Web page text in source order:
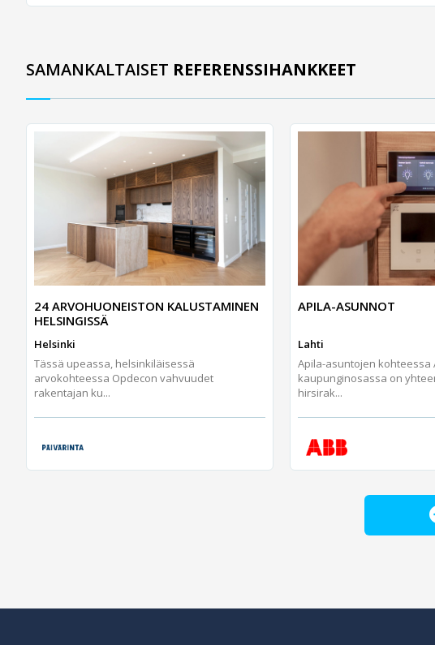
SAMANKALTAISET REFERENSSIHANKKEET
24 ARVOHUONEISTON KALUSTAMINEN
HELSINGISSÄ
Helsinki
Tässä upeassa, helsinkiläisessä
arvokohteessa Opdecon vahvuudet
rakentajan ku...
APILA-ASUNNOT
Lahti
Apila-asuntojen kohteessa
kaupunginosassa on
hirsirak...